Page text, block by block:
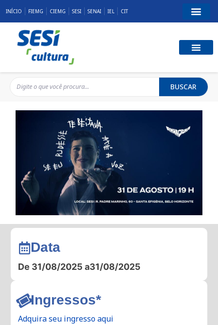
INÍCIO FIEMG CIEMG SESI SENAI IEL CIT
BUSCAR
Data
De 31/08/2025 a31/08/2025
Ingressos*
Adquira seu ingresso aqui